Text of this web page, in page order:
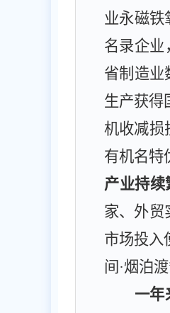
业永磁铁
名录企业
省制造业
生产获得
机收减损
有机名特
产业持续
家、外贸
市场投入
间·烟泊渡
一年